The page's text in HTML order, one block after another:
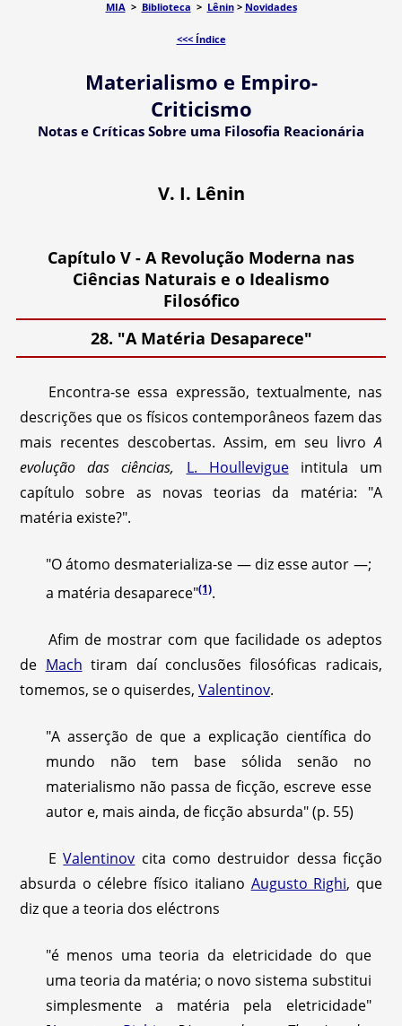
MIA> Biblioteca > Lênin> Novidades
<<< Índice
Materialismo e Empiro-
Criticismo
Notas e Críticas Sobre uma Filosofia Reacionária
V. I. Lênin
Capítulo V - A Revolução Moderna nas
Ciências Naturais e o Idealismo
Filosófico
28. "A Matéria Desaparece"
Encontra-se essa expressão, textualmente, nas
descrições que os físicos contemporâneos fazem das
mais recentes descobertas. Assim, em seu livroA
evolução das ciências,
L. Houllevigueintitula um
capítulo sobre as novas teorias da matéria: "A
matéria existe?".
"O átomo desmaterializa-se — diz esse autor —;
a matéria desaparece"(1).
Afim de mostrar com que facilidade os adeptos
de Mach tiram daí conclusões filosóficas radicais,
tomemos, se o quiserdes,Valentinov.
"A asserção de que a explicação científica do
mundo não tem base sólida senão no
materialismo não passa de ficção, escreve esse
autor e, mais ainda, de ficção absurda" (p. 55)
EValentinov cita como destruidor dessa ficção
absurda o célebre físico italiano Augusto Righi, que
diz que a teoria dos eléctrons
"é menos uma teoria da eletricidade do que
uma teoria da matéria; o novo sistema substitui
simplesmente a matéria pela eletricidade"